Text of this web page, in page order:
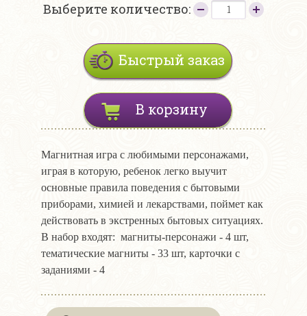
Выберите количество:
Быстрый заказ
В корзину
Магнитная игра с любимыми персонажами,
играя в которую, ребенок легко выучит
основные правила поведения с бытовыми
приборами, химией и лекарствами, поймет как
действовать в экстренных бытовых ситуациях.
В набор входят: магниты-персонажи - 4 шт,
тематические магниты - 33 шт, карточки с
заданиями - 4